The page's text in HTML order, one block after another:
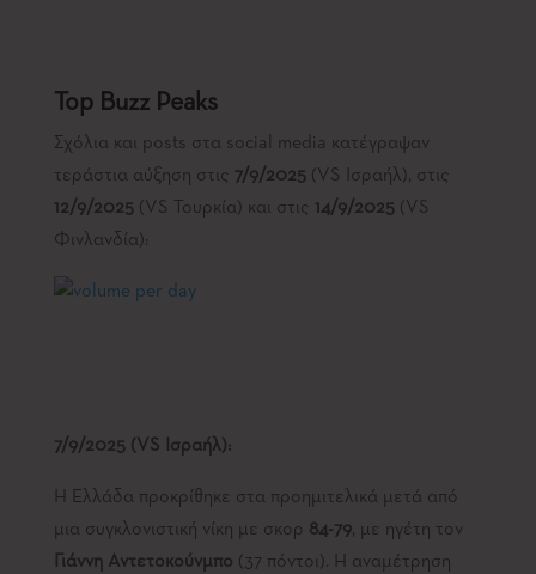
Top Buzz Peaks
Σχόλια και posts στα social media κατέγραψαν
τεράστια αύξηση στις 7/9/2025 (VS Ισραήλ), στις
12/9/2025 (VS Τουρκία) και στις 14/9/2025 (VS
Φινλανδία):
7/9/2025 (VS Ισραήλ):
Η Ελλάδα προκρίθηκε στα προημιτελικά μετά από
μια συγκλονιστική νίκη με σκορ 84-79, με ηγέτη τον
Γιάννη Αντετοκούνμπο (37 πόντοι). Η αναμέτρηση